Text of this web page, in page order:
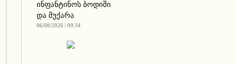
ინფანტინოს ბოდიში
და მუქარა
06/08/2026 | 09:34